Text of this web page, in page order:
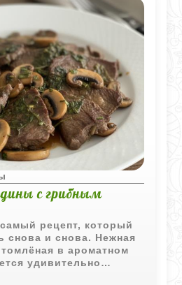
с грибным
рецепт, который
снова и снова. Нежная
в ароматном
удивительно
соус добавляет